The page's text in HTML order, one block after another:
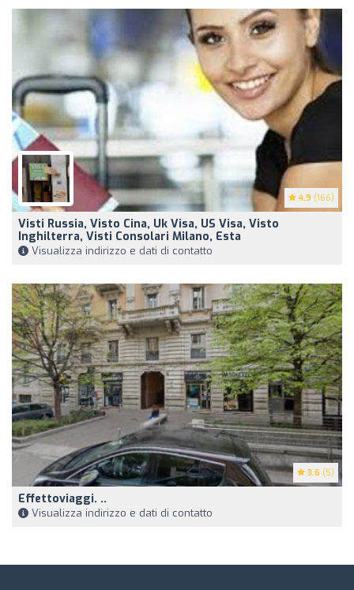
4.9 (166)
Visti Russia, Visto Cina, Uk Visa, US Visa, Visto
Inghilterra, Visti Consolari Milano, Esta
Visualizza indirizzo e dati di contatto
3.6 (5)
Effettoviaggi. ..
Visualizza indirizzo e dati di contatto